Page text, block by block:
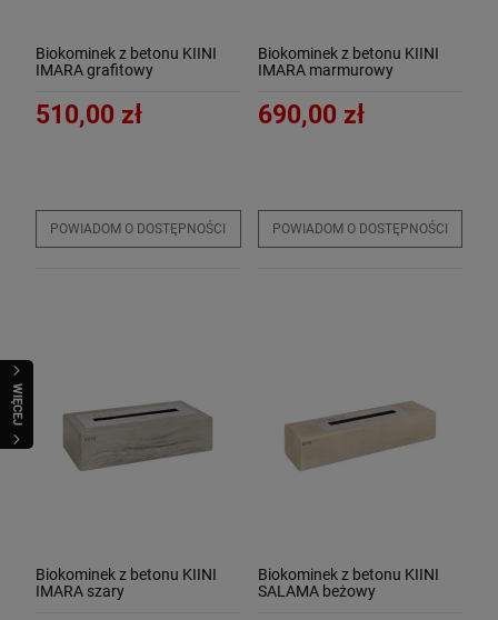
WIĘCEJ
Biokominek z betonu KIINI
IMARA grafitowy
510,00 zł
POWIADOM O DOSTĘPNOŚCI
Biokominek z betonu KIINI
IMARA marmurowy
690,00 zł
POWIADOM O DOSTĘPNOŚCI
Biokominek z betonu KIINI
IMARA szary
Biokominek z betonu KIINI
SALAMA beżowy